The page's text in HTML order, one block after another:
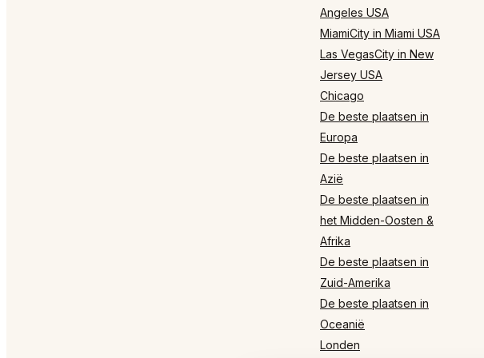
Angeles USA
MiamiCity in Miami USA
Las VegasCity in New
Jersey USA
Chicago
De beste plaatsen in
Europa
De beste plaatsen in
Azië
De beste plaatsen in
het Midden-Oosten &
Afrika
De beste plaatsen in
Zuid-Amerika
De beste plaatsen in
Oceanië
Londen